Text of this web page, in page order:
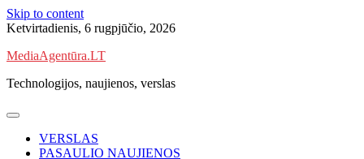
Skip to content
Ketvirtadienis, 6 rugpjūčio, 2026
MediaAgentūra.LT
Technologijos, naujienos, verslas
VERSLAS
PASAULIO NAUJIENOS